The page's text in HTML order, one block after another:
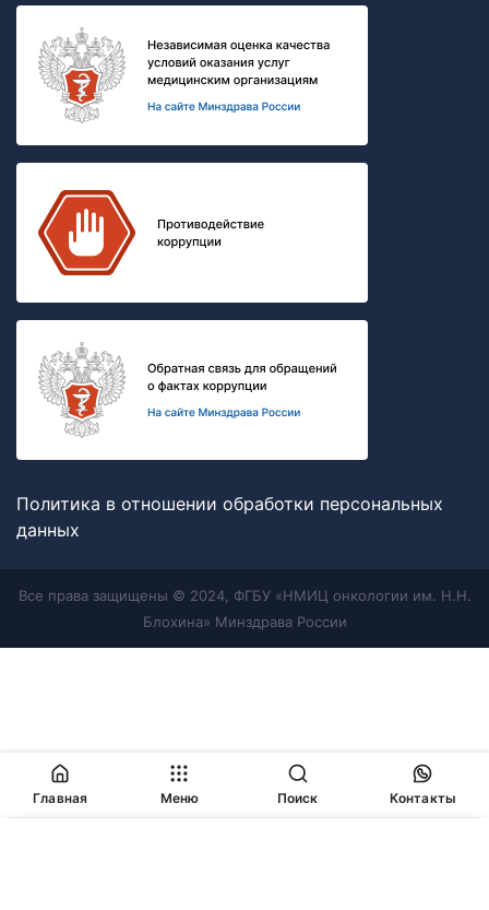
Политика в отношении обработки персональных
данных
Все права защищены © 2024, ФГБУ «НМИЦ онкологии им. Н.Н.
Блохина» Минздрава России
Главная Меню Поиск Контакты